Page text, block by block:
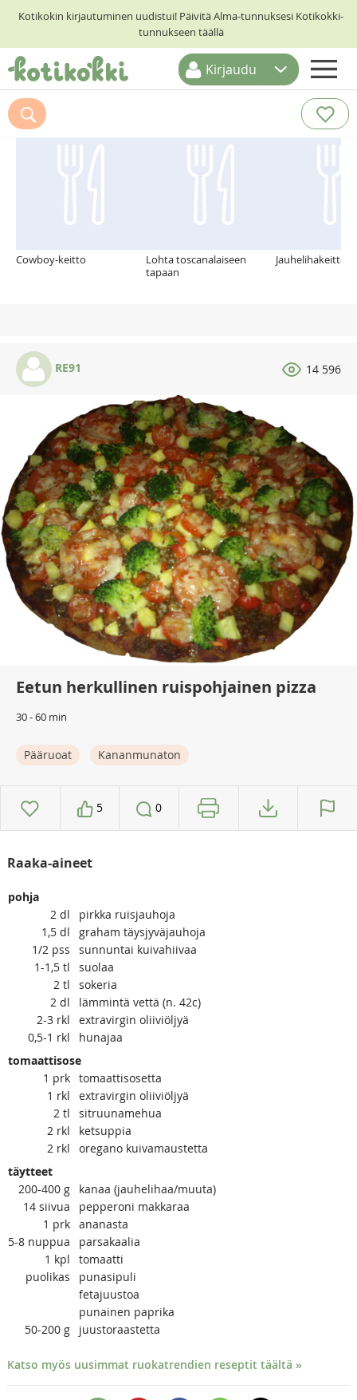
Kotikokin kirjautuminen uudistui! Päivitä Alma-tunnuksesi Kotikokki-
tunnukseen täällä
ETUSIVU
RESEPTIHAKU
Kirjaudu
Suosittelemme myös
Cowboy-keitto
Lohta toscanalaiseen
tapaan
Jauhelihakeitto
RE91 14 596
Eetun herkullinen ruispohjainen pizza
30 - 60 min
Pääruoat Kananmunaton
5 0
Raaka-aineet
pohja
2 dl
pirkka ruisjauhoja
1,5 dl
graham täysjyväjauhoja
1/2 pss
sunnuntai kuivahiivaa
1-1,5 tl
suolaa
2 tl
sokeria
2 dl
lämmintä vettä (n. 42c)
2-3 rkl
extravirgin oliiviöljyä
0,5-1 rkl
hunajaa
tomaattisose
1 prk tomaattisosetta
1 rkl
extravirgin oliiviöljyä
2 tl
sitruunamehua
2 rkl
ketsuppia
2 rkl
oregano kuivamaustetta
täytteet
200-400 g
kanaa (jauhelihaa/muuta)
14 siivua
pepperoni makkaraa
1 prk ananasta
5-8 nuppua
parsakaalia
1 kpl
tomaatti
puolikas
punasipuli
fetajuustoa
punainen paprika
50-200 g juustoraastetta
Katso myös uusimmat ruokatrendien reseptit täältä »